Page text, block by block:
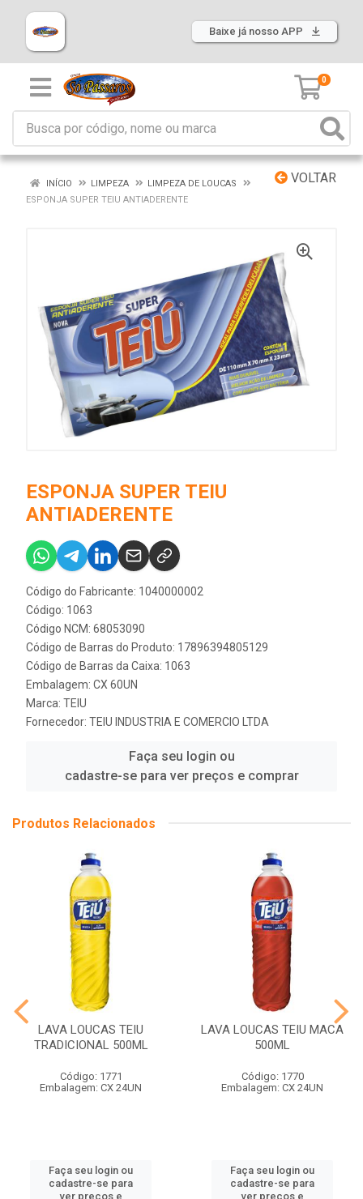
Baixe já nosso APP
0
VOLTAR
INÍCIO LIMPEZA
LIMPEZA DE LOUCAS
ESPONJA SUPER TEIU ANTIADERENTE
ESPONJA SUPER TEIU
ANTIADERENTE
Código do Fabricante: 1040000002
Código: 1063
Código NCM: 68053090
Código de Barras do Produto: 17896394805129
Código de Barras da Caixa: 1063
Embalagem: CX 60UN
Marca: TEIU
Fornecedor: TEIU INDUSTRIA E COMERCIO LTDA
Faça seu login ou
cadastre-se para ver preços e comprar
Produtos Relacionados
LAVA LOUCAS TEIU
TRADICIONAL 500ML
Código: 1771
Embalagem: CX 24UN
Faça seu login ou
cadastre-se para
ver preços e
LAVA LOUCAS TEIU MACA
500ML
Código: 1770
Embalagem: CX 24UN
Faça seu login ou
cadastre-se para
ver preços e